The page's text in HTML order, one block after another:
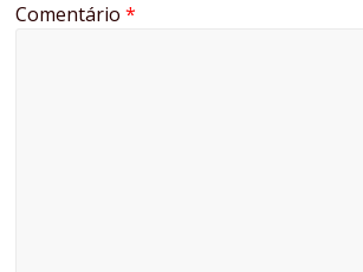
Comentário*